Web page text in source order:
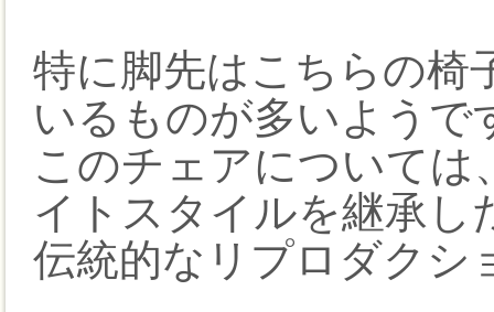
特に脚先はこちらの椅
いるものが多いようで
このチェアについて
イトスタイルを継承し
伝統的なリプロダクシ